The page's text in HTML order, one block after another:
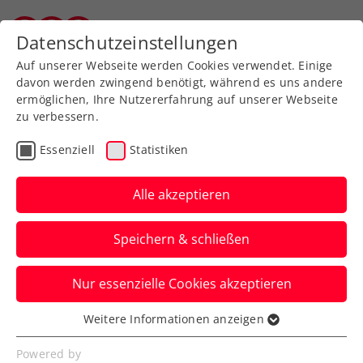
Zurück zur Newsübersicht
Kids & Jugend
BG Feldkirch siegt beim
Tennisschulcup 2022
Das Tennisteam vom Bundesgymnasium
Feldkirch gewinnt die Vorarlberger
Vorausscheidung für den Wilson-
Tennisschulcup 2022 auf der Anlage des
TC ESV Feldkirch.
Verfasst von: Markus Miglitsch, 14.05.2022
Datenschutzeinstellungen
Auf unserer Webseite werden Cookies verwendet. Einige
davon werden zwingend benötigt, während es uns andere
ermöglichen, Ihre Nutzererfahrung auf unserer Webseite
zu verbessern.
Essenziell Statistiken
Alle akzeptieren
Speichern & schließen
Nur essenzielle Cookies akzeptieren
Essenziell
Essenzielle Cookies werden für grundlegende
Weitere Informationen anzeigen
Powered by